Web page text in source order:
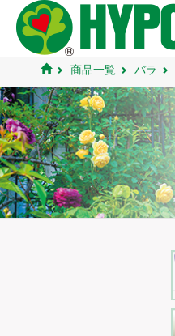
商品一覧 バラ